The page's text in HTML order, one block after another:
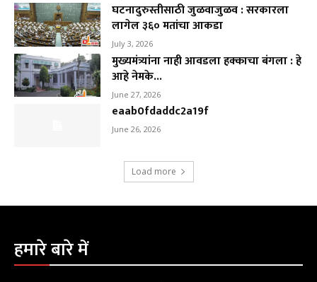
घटनादुरुस्तीसाठी जुळवाजुळव : सरकारला
लागेल ३६० मतांचा आकडा
July 3, 2026
मुख्यमंत्र्यांना नाही आवडला हक्काचा बंगला : हे
आहे नेमके...
June 27, 2026
eaab0fdaddc2a19f
June 26, 2026
Load more
हमारे बारे में